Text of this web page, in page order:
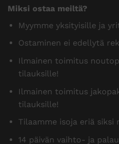
Miksi ostaa meiltä?
Myymme yksityisille ja
Ostaminen ei edellytä
Ilmainen toimitus
tilauksille!
Ilmainen toimitus
tilauksille!
Tilaamme isoja eriä siksi
14 päivän vaihto- ja